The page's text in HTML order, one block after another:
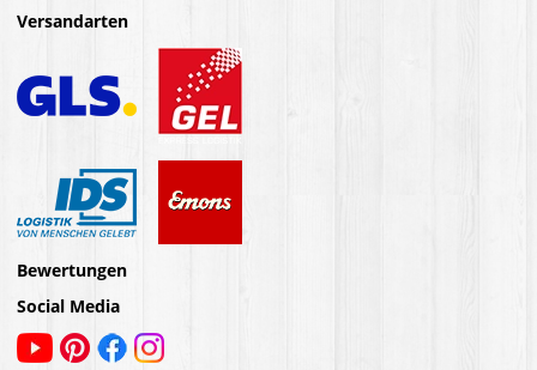
Versandarten
Bewertungen
Social Media